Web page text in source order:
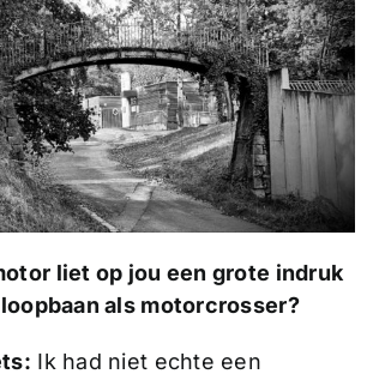
liet op jou een grote indruk
als motorcrosser?
Ik had niet echte een